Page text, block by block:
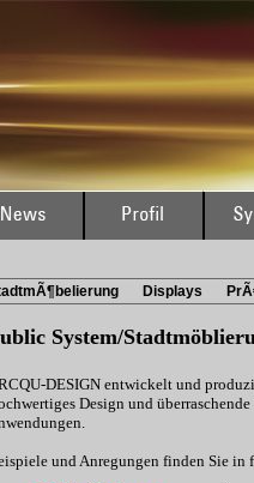
Displays
System/
DESIGN entwickelt und
Design und
und Anregungen finden Sie in